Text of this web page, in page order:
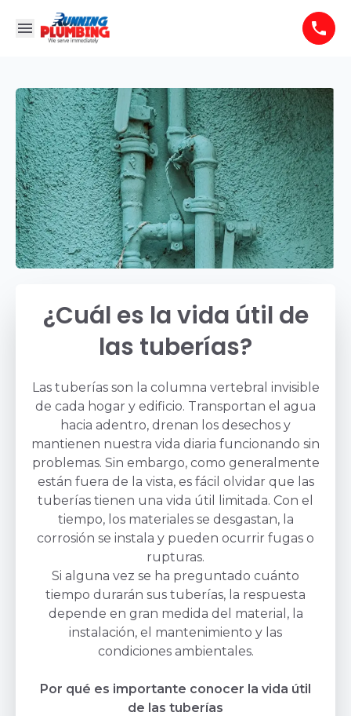
¿Cuál es la vida útil de
las tuberías?
Las tuberías son la columna vertebral invisible
de cada hogar y edificio. Transportan el agua
hacia adentro, drenan los desechos y
mantienen nuestra vida diaria funcionando sin
problemas. Sin embargo, como generalmente
están fuera de la vista, es fácil olvidar que las
tuberías tienen una vida útil limitada. Con el
tiempo, los materiales se desgastan, la
corrosión se instala y pueden ocurrir fugas o
rupturas.
Si alguna vez se ha preguntado cuánto
tiempo durarán sus tuberías, la respuesta
depende en gran medida del material, la
instalación, el mantenimiento y las
condiciones ambientales.
Por qué es importante conocer la vida útil
de las tuberías